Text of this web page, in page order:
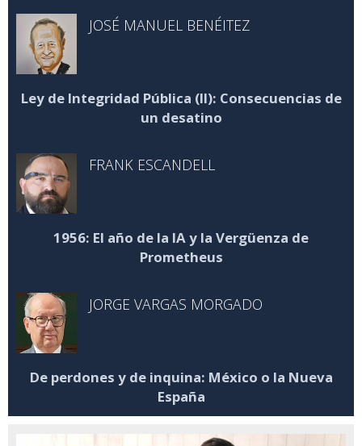
JOSÉ MANUEL BENÉITEZ
Ley de Integridad Pública (II): Consecuencias de
un desatino
FRANK ESCANDELL
1956: El año de la IA y la Vergüenza de
Prometheus
JORGE VARGAS MORGADO
De perdones y de inquina: México o la Nueva
España